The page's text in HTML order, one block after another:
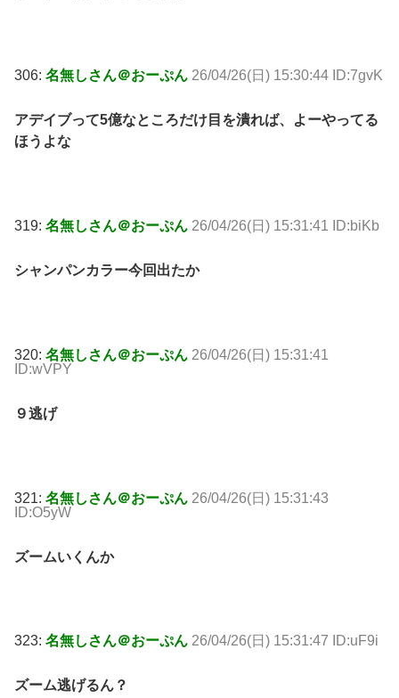
306: 名無しさん＠おーぷん 26/04/26(日) 15:30:44 ID:7gvK
アデイブって5億なところだけ目を潰れば、よーやってる
ほうよな
319: 名無しさん＠おーぷん 26/04/26(日) 15:31:41 ID:biKb
シャンパンカラー今回出たか
320: 名無しさん＠おーぷん 26/04/26(日) 15:31:41
ID:wVPY
９逃げ
321: 名無しさん＠おーぷん 26/04/26(日) 15:31:43
ID:O5yW
ズームいくんか
323: 名無しさん＠おーぷん 26/04/26(日) 15:31:47 ID:uF9i
ズーム逃げるん？